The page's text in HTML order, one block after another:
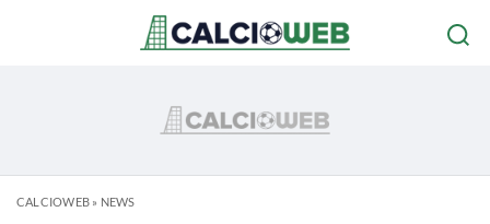
CALCIOWEB» NEWS